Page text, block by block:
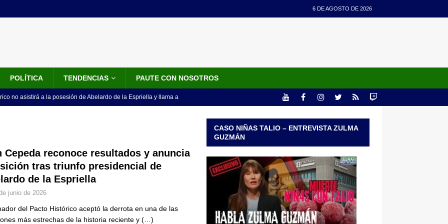
6 DE AGOSTO DE 2026
POLÍTICA TENDENCIAS PAUTE CON NOSOTROS
no asistirá a la posesión de Abelardo de la Espriella y llama a
de un sastre colombiano reconocido en el mundo
Fiscalía amplía investigación por presunto lavado de activos y
vinculado al entramado empresarial
para la posesión presidencial: así será la investidura de Abelardo
Cepeda reconoce resultados y anuncia
tras triunfo presidencial de
de la Espriella
junio de 2026
del Pacto Histórico aceptó la derrota en una de las
más estrechas de la historia reciente y (…)
CASO NIÑAS TALIO – ENTREVISTA ZULMA
GUZMÁN